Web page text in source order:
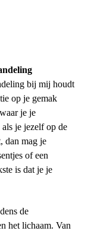
bij mij houdt
op je gemak
je je
je jezelf op de
dan mag je
of een
is dat je je
de
het lichaam. Van